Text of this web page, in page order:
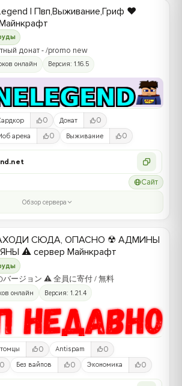
| Пвп,Выживание,Гриф ❤️
донат - /promo new
онлайн Версия: 1.16.5
0 Донат 0
арена 0 Выживание 0
Сайт
Обзор сервера
СЮДА, ОПАСНО ☢ АДМИНЫ
⚠ сервер Майнкрафт
バージョン ⚠ 全員に寄付 / 無料
онлайн Версия: 1.21.4
0 Antispam 0
0 Без вайпов 0 Экономика 0